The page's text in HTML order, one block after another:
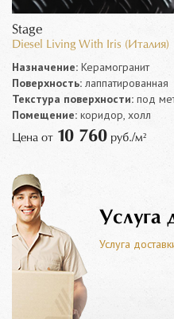
Stage
Diesel Living With Iris (Италия)
Назначение: Керамогранит
Поверхность: лаппатированная
Текстура поверхности: под
Помещение: коридор, холл
Цена от 10 760 руб./м²
Услуга
Услуга